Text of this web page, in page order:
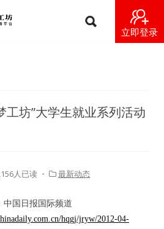
立即登录
工坊”大学生就业系列活动
人已读 ・ 最新动态
中国日报国际频道
hqgj/jryw/2012-04-